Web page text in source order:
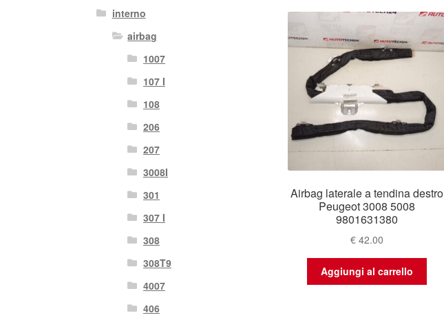
Airbag laterale a tendina destro
Peugeot 3008 5008
9801631380
€ 42.00
Aggiungi al carrello
interno
airbag
1007
107 I
108
206
207
3008I
301
307 I
308
308T9
4007
406